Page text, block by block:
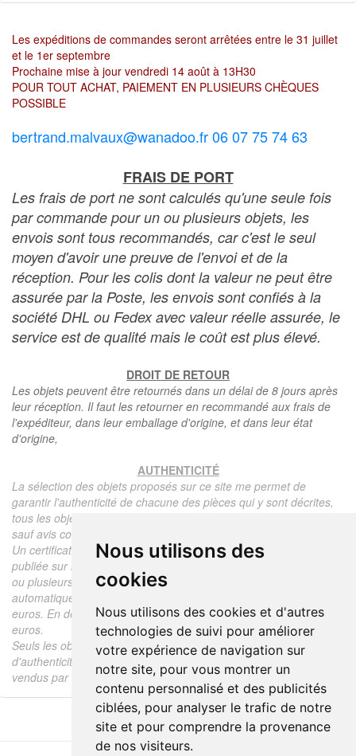
Nous utilisons des
cookies
Nous utilisons des cookies et d'autres
technologies de suivi pour améliorer
votre expérience de navigation sur
notre site, pour vous montrer un
contenu personnalisé et des publicités
ciblées, pour analyser le trafic de notre
site et pour comprendre la provenance
de nos visiteurs.
Les expéditions de commandes seront arrêtées entre le 31 juillet
et le 1er septembre
Prochaine mise à jour vendredi 14 août à 13H30
POUR TOUT ACHAT, PAIEMENT EN PLUSIEURS CHÈQUES
POSSIBLE
bertrand.malvaux@wanadoo.fr 06 07 75 74 63
FRAIS DE PORT
Les frais de port ne sont calculés qu'une seule fois
par commande pour un ou plusieurs objets, les
envois sont tous recommandés, car c'est le seul
moyen d'avoir une preuve de l'envoi et de la
réception. Pour les colis dont la valeur ne peut être
assurée par la Poste, les envois sont confiés à la
société DHL ou Fedex avec valeur réelle assurée, le
service est de qualité mais le coût est plus élevé.
DROIT DE RETOUR
Les objets peuvent être retournés dans un délai de 8 jours après
leur réception. Il faut les retourner en recommandé aux frais de
l'expéditeur, dans leur emballage d'origine, et dans leur état
d'origine,
AUTHENTICITÉ
La sélection des objets proposés sur ce site me permet de
garantir l'authenticité de chacune des pièces qui y sont décrites,
tous les objets proposés sont garantis d'époque et authentiques,
sauf avis contraire ou restriction dans la description.
Un certificat d'authenticité de l'objet reprenant la description
publiée sur le site, l'époque, le prix de vente, accompagné d'une
ou plusieurs photographies en couleurs est communiqué
automatiquement pour tout objet dont le prix est supérieur à 130
euros. En dessous de ce prix chaque certificat est facturé 5
euros.
Seuls les objets vendus par mes soins font l'objet d'un certificat
d'authenticité, je ne fais aucun rapport d'expertise pour les objets
vendus par des tiers (confrères ou collectionneurs).